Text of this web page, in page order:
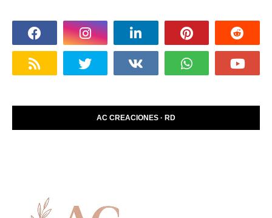
AC CREACIONES · RD